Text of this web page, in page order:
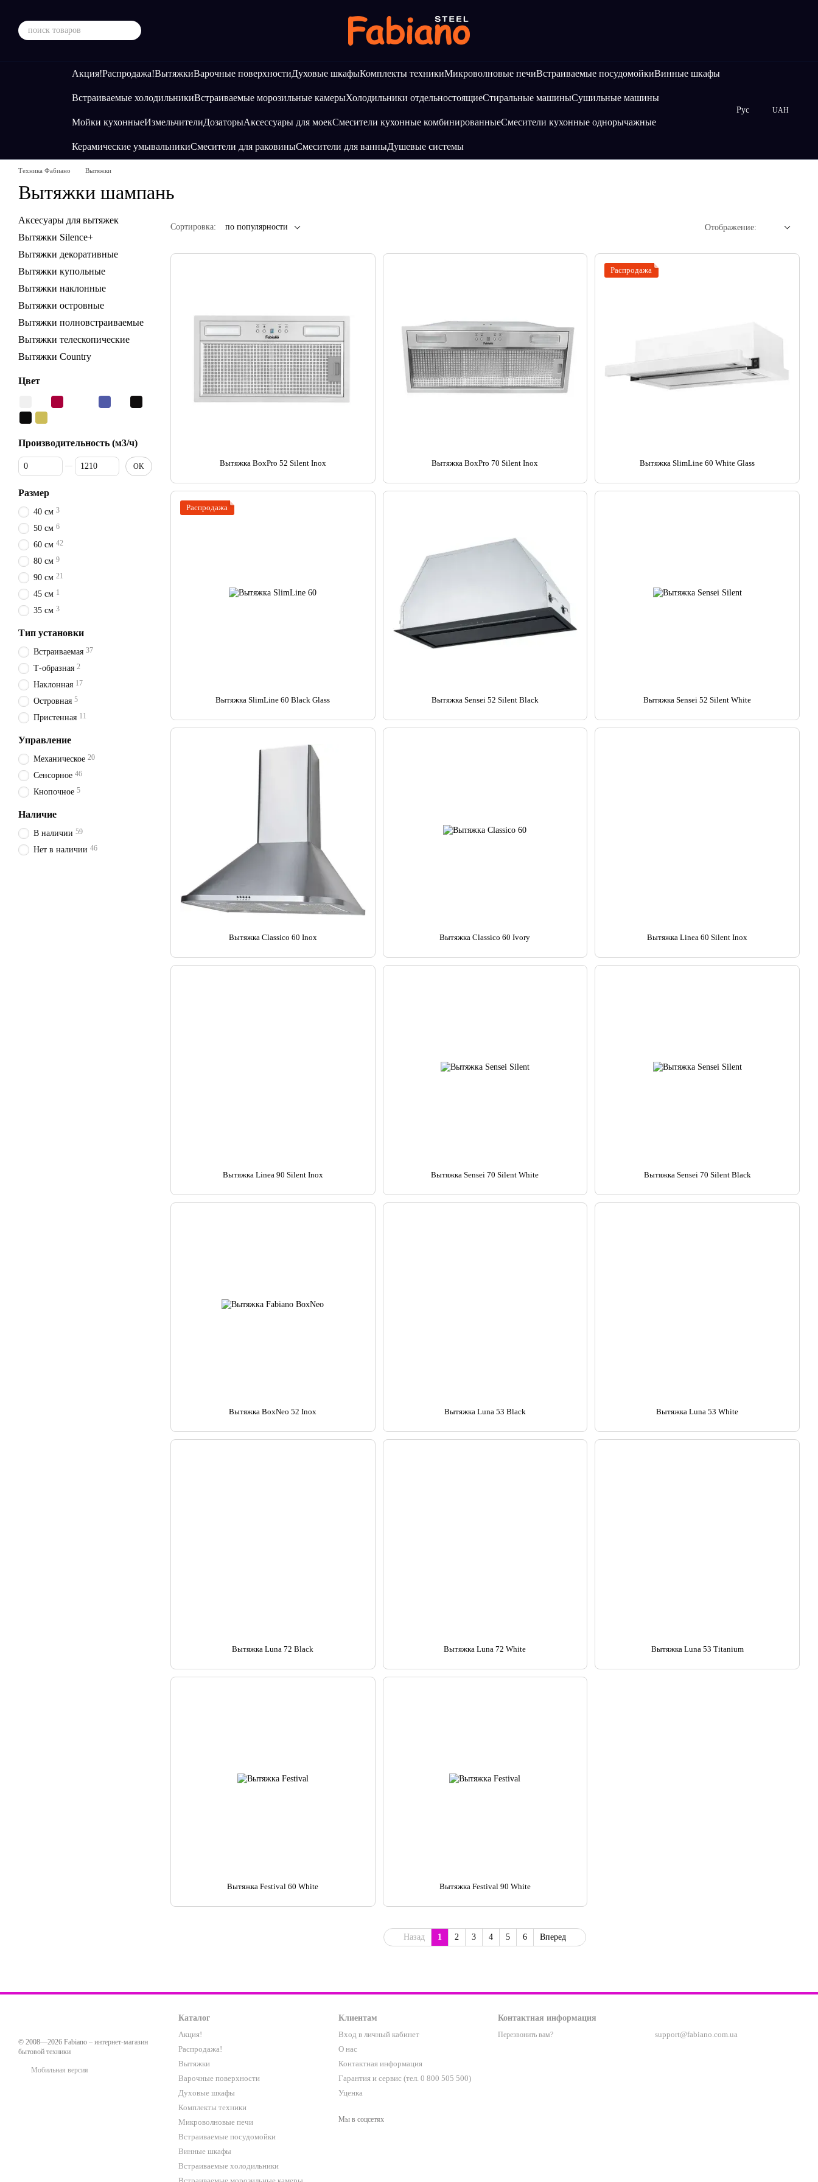
Акция!Распродажа!ВытяжкиВарочные поверхностиДуховые шкафыКомплекты техникиМикроволновые печиВстраиваемые посудомойкиВинные шкафы
Встраиваемые холодильникиВстраиваемые морозильные камерыХолодильники отдельностоящиеСтиральные машиныСушильные машины
Мойки кухонныеИзмельчителиДозаторыАксессуары для моекСмесители кухонные комбинированныеСмесители кухонные однорычажные
Керамические умывальникиСмесители для раковиныСмесители для ванныДушевые системы
Рус UAH
Техника Фабиано Вытяжки
Вытяжки шампань
Сортировка: по популярности Отображение:
Вытяжка BoxPro 52 Silent Inox Вытяжка BoxPro 70 Silent Inox
Распродажа
Вытяжка SlimLine 60 White Glass
Распродажа
Вытяжка SlimLine 60 Black Glass Вытяжка Sensei 52 Silent Black Вытяжка Sensei 52 Silent White
Вытяжка Classico 60 Inox Вытяжка Classico 60 Ivory Вытяжка Linea 60 Silent Inox
Вытяжка Linea 90 Silent Inox Вытяжка Sensei 70 Silent White Вытяжка Sensei 70 Silent Black
Вытяжка BoxNeo 52 Inox Вытяжка Luna 53 Black Вытяжка Luna 53 White
Вытяжка Luna 72 Black Вытяжка Luna 72 White Вытяжка Luna 53 Titanium
Вытяжка Festival 60 White Вытяжка Festival 90 White
Назад 1 2 3 4 5 6 Вперед
Аксесуары для вытяжек
Вытяжки Silence+
Вытяжки декоративные
Вытяжки купольные
Вытяжки наклонные
Вытяжки островные
Вытяжки полновстраиваемые
Вытяжки телескопические
Вытяжки Country
Цвет
Производительность (м3/ч)
От Производительность (м3/ч)
До Производительность (м3/ч)
OK
Размер
40 см 3
50 см 6
60 см 42
80 см 9
90 см 21
45 см 1
35 см 3
Тип установки
Встраиваемая 37
Т-образная 2
Наклонная 17
Островная 5
Пристенная 11
Управление
Механическое 20
Сенсорное 46
Кнопочное 5
Наличие
В наличии 59
Нет в наличии 46
© 2008—2026 Fabiano – интернет-магазин
бытовой техники
Мобильная версия
Каталог
Акция!
Распродажа!
Вытяжки
Варочные поверхности
Духовые шкафы
Комплекты техники
Микроволновые печи
Встраиваемые посудомойки
Винные шкафы
Встраиваемые холодильники
Клиентам
Вход в личный кабинет
О нас
Контактная информация
Гарантия и сервис (тел. 0 800 505 500)
Уценка
Мы в соцсетях
Контактная информация
Перезвонить вам? support@fabiano.com.ua